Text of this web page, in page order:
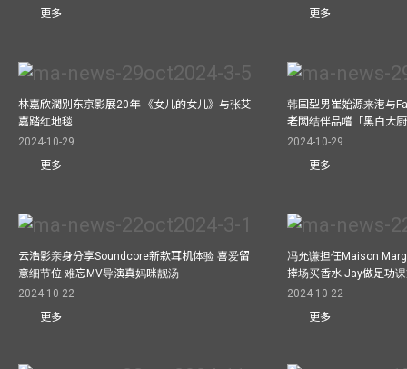
更多
更多
林嘉欣濶別东京影展20年 《女儿的女儿》与张艾
嘉踏红地毯
2024-10-29
更多
韩国型男崔始源来港与
老闆结伴品嚐「黑白大
2024-10-29
更多
云浩影亲身分享Soundcore新款耳机体验 喜爱留
意细节位 难忘MV导演真妈咪靓汤
2024-10-22
更多
冯允谦担任Maison
捧场买香水 Jay做足功
2024-10-22
更多